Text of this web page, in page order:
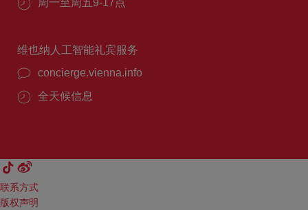
维也纳人工智能礼宾服务
concierge.vienna.info
全天候信息
联系方式
版权声明